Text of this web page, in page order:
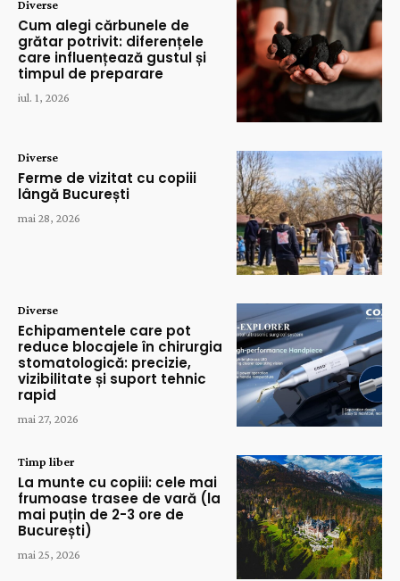
Diverse
Cum alegi cărbunele de
grătar potrivit: diferențele
care influențează gustul și
timpul de preparare
iul. 1, 2026
Diverse
Ferme de vizitat cu copiii
lângă București
mai 28, 2026
Diverse
Echipamentele care pot
reduce blocajele în chirurgia
stomatologică: precizie,
vizibilitate și suport tehnic
rapid
mai 27, 2026
Timp liber
La munte cu copiii: cele mai
frumoase trasee de vară (la
mai puțin de 2-3 ore de
București)
mai 25, 2026